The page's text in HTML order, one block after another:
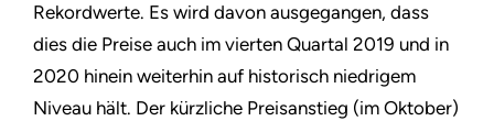
Rekordwerte. Es wird davon ausgegangen, dass
dies die Preise auch im vierten Quartal 2019 und in
2020 hinein weiterhin auf historisch niedrigem
Niveau hält. Der kürzliche Preisanstieg (im Oktober)